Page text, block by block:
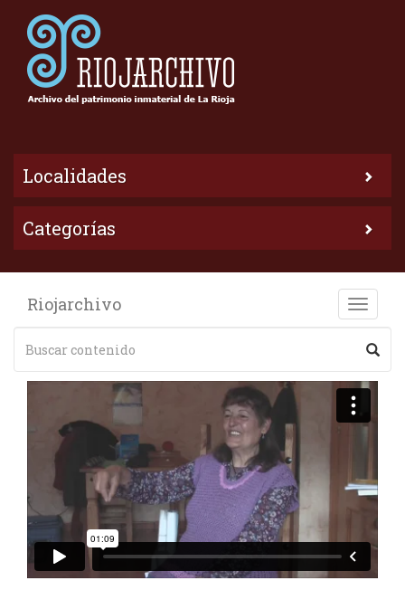
Localidades
Categorías
Toggle
Riojarchivo